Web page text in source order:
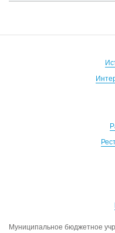
Муниципальное бюджетное